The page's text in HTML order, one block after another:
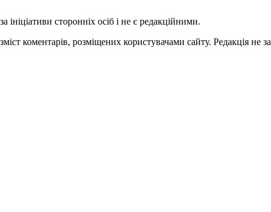
сторонніх осіб і не є редакційними.
коментарів, розміщених користувачами сайту. Редакція не